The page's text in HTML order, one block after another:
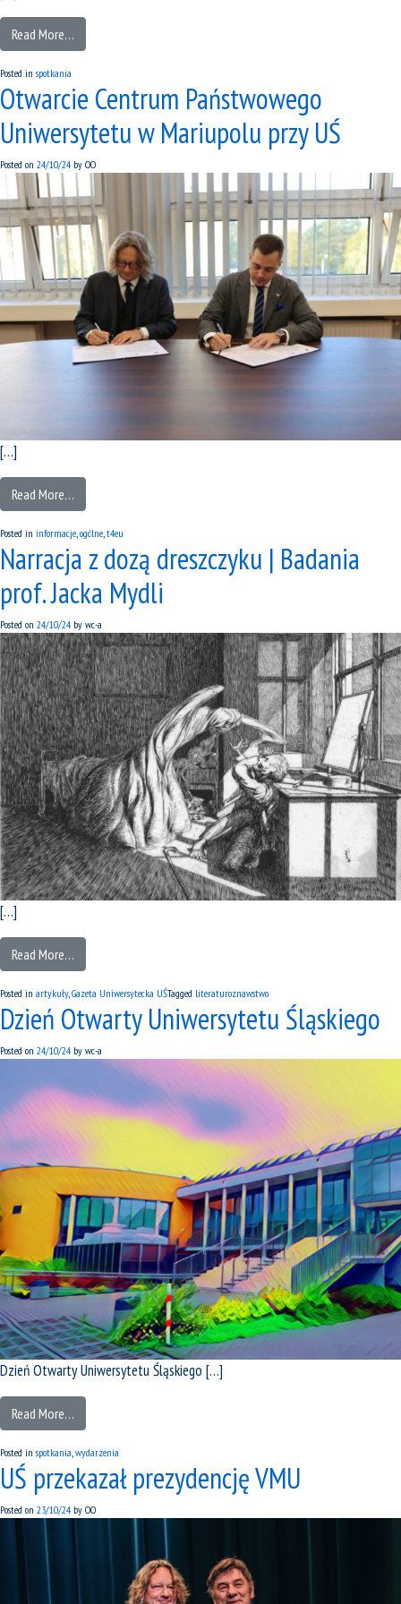
Read More…
Posted in spotkania
Otwarcie Centrum Państwowego
Uniwersytetu w Mariupolu przy UŚ
Posted on 24/10/24 by OO
[…]
Read More…
Posted in informacje ogólne t4eu
Narracja z dozą dreszczyku | Badania
prof. Jacka Mydli
Posted on 24/10/24 by wc-a
[…]
Read More…
Posted in artykuły, Gazeta Uniwersytecka UŚTagged literaturoznawstwo
Dzień Otwarty Uniwersytetu Śląskiego
Posted on 24/10/24 by wc-a
Dzień Otwarty Uniwersytetu Śląskiego […]
Read More…
Posted in spotkania wydarzenia
UŚ przekazał prezydencję VMU
Posted on 23/10/24 by OO